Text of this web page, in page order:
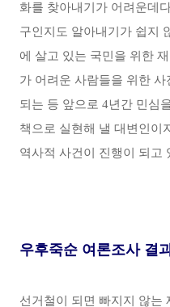
화를 찾아내기가 어려운데
구인지도 알아내기가 쉽지
에 살고 있는 국민을 위한
가 어려운 사람들을 위한 사
되는 등 앞으로 4년간 민심
책으로 실현해 낼 대변인이
역사적 사건이 진행이 되고
우후죽순 여론조사 결
선거철이 되면 빠지지 않는